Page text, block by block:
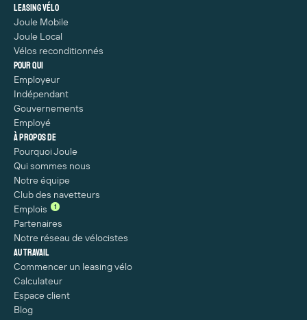
Leasing vélo
Joule Mobile
Joule Local
Vélos reconditionnés
Pour qui
Employeur
Indépendant
Gouvernements
Employé
À propos de
Pourquoi Joule
Qui sommes nous
Notre équipe
Club des navetteurs
Emplois
1
Partenaires
Notre réseau de vélocistes
Au travail
Commencer un leasing vélo
Calculateur
Espace client
Blog